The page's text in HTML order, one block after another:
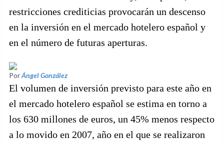
restricciones crediticias provocarán un descenso
en la inversión en el mercado hotelero español y
en el número de futuras aperturas.
PorÁngel González
El volumen de inversión previsto para este año en
el mercado hotelero español se estima en torno a
los 630 millones de euros, un 45% menos respecto
a lo movido en 2007, año en el que se realizaron